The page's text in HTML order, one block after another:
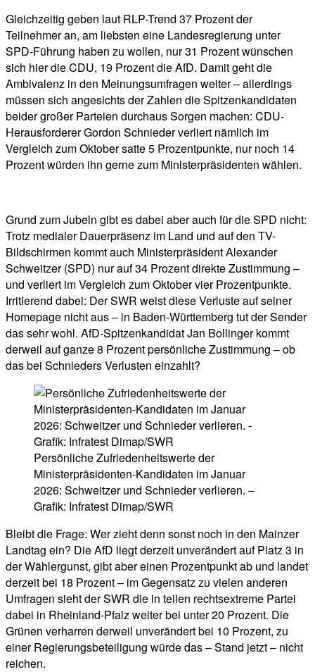
Gleichzeitig geben laut RLP-Trend 37 Prozent der
Teilnehmer an, am liebsten eine Landesregierung unter
SPD-Führung haben zu wollen, nur 31 Prozent wünschen
sich hier die CDU, 19 Prozent die AfD. Damit geht die
Ambivalenz in den Meinungsumfragen weiter – allerdings
müssen sich angesichts der Zahlen die Spitzenkandidaten
beider großer Parteien durchaus Sorgen machen: CDU-
Herausforderer Gordon Schnieder verliert nämlich im
Vergleich zum Oktober satte 5 Prozentpunkte, nur noch 14
Prozent würden ihn gerne zum Ministerpräsidenten wählen.
Grund zum Jubeln gibt es dabei aber auch für die SPD nicht:
Trotz medialer Dauerpräsenz im Land und auf den TV-
Bildschirmen kommt auch Ministerpräsident Alexander
Schweitzer (SPD) nur auf 34 Prozent direkte Zustimmung –
und verliert im Vergleich zum Oktober vier Prozentpunkte.
Irritierend dabei: Der SWR weist diese Verluste auf seiner
Homepage nicht aus – in Baden-Württemberg tut der Sender
das sehr wohl. AfD-Spitzenkandidat Jan Bollinger kommt
derweil auf ganze 8 Prozent persönliche Zustimmung – ob
das bei Schnieders Verlusten einzahlt?
Persönliche Zufriedenheitswerte der
Ministerpräsidenten-Kandidaten im Januar
2026: Schweitzer und Schnieder verlieren. –
Grafik: Infratest Dimap/SWR
Bleibt die Frage: Wer zieht denn sonst noch in den Mainzer
Landtag ein? Die AfD liegt derzeit unverändert auf Platz 3 in
der Wählergunst, gibt aber einen Prozentpunkt ab und landet
derzeit bei 18 Prozent – im Gegensatz zu vielen anderen
Umfragen sieht der SWR die in teilen rechtsextreme Partei
dabei in Rheinland-Pfalz weiter bei unter 20 Prozent. Die
Grünen verharren derweil unverändert bei 10 Prozent, zu
einer Regierungsbeteiligung würde das – Stand jetzt – nicht
reichen.